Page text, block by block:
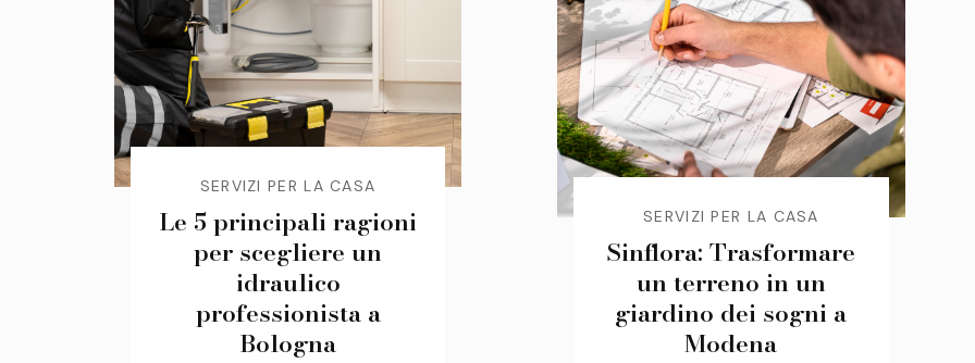
SERVIZI PER LA CASA
Le 5 principali ragioni
per scegliere un
idraulico
professionista a
Bologna
SERVIZI PER LA CASA
Sinflora: Trasformare
un terreno in un
giardino dei sogni a
Modena